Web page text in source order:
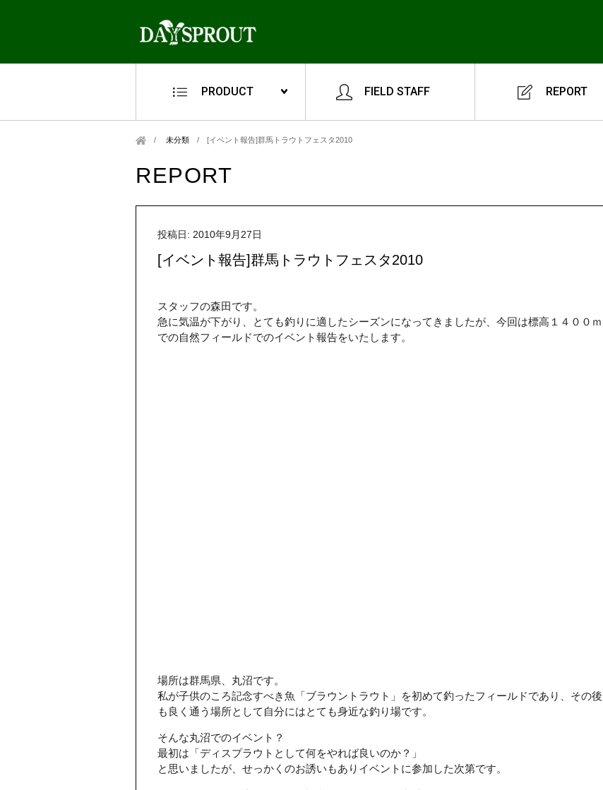
PRODUCT FIELD STAFF REPORT
未分類 /[イベント報告]群馬トラウトフェスタ2010
REPORT
投稿日: 2010年9月27日
[イベント報告]群馬トラウトフェスタ2010
スタッフの森田です。
急に気温が下がり、とても釣りに適したシーズンになってきましたが、今回は標高１４００ｍ
での自然フィールドでのイベント報告をいたします。
場所は群馬県、丸沼です。
私が子供のころ記念すべき魚「ブラウントラウト」を初めて釣ったフィールドであり、その後
も良く通う場所として自分にはとても身近な釣り場です。
そんな丸沼でのイベント？
最初は「ディスプラウトとして何をやれば良いのか？」
と思いましたが、せっかくのお誘いもありイベントに参加した次第です。